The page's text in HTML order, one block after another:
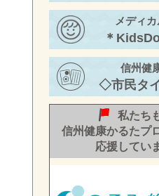
ます。
22/11/30
信州メデ
活動レポ
年 秋号
します。
メディ
＊
信州健
◇市民タ
私たち
信州健康かるたプ
応援してい